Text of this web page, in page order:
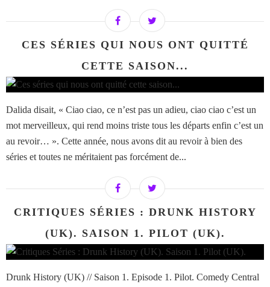
CES SÉRIES QUI NOUS ONT QUITTÉ
CETTE SAISON...
Dalida disait, « Ciao ciao, ce n’est pas un adieu, ciao ciao c’est un
mot merveilleux, qui rend moins triste tous les départs enfin c’est un
au revoir… ». Cette année, nous avons dit au revoir à bien des
séries et toutes ne méritaient pas forcément de...
CRITIQUES SÉRIES : DRUNK HISTORY
(UK). SAISON 1. PILOT (UK).
Drunk History (UK) // Saison 1. Episode 1. Pilot. Comedy Central